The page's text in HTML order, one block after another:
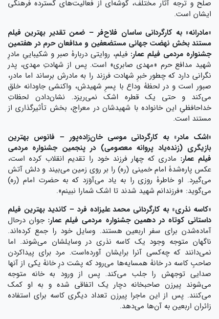
صلح و ترجه آثار مختلف، گوشه‌ای از فعالیت‌های گسترده فرهنگی
ایشان است.
«مادرانه» به کارگردانی ساسان فلاح‌فر – ضمن تقدیر بهترین فیلم
مستند بخش نهضت جهانی مستضعفین و مدافعان حرم در هفتمین
جشنواره مردمی فیلم عمار: فیلم، روایتی دربارۀ صبر و شکیباییِ مادرِ
شهید مدافع حرم «مهدی صابری» است. پس از شهادتِ مهدی، پدر
نگرانی دارد که چطور خبرِ شهادت فرزند را به مادرش برساند اما مادر،
صبور است و در لحظۀ وداع با پسرِ شهیدش، واکنشی جاودانه خلق
می‌کند و حتی یک قطره اشک نمی‌ریزد. نشان‌دادن لحظاتِ
خداحافظیِ این خانواده با شهیدشان در معراج، بخش تأثیرگذاری از
مستند است.
«اشک مادر» به کارگردانی موسی خان‌زاده‌پور – فانوس بهترین
بازیگری (زنده‌یاد پروانه معصومی) در پنجمین جشنواره مردمی
فیلم عمار: مادری که چهار فرزند خود را تقدیم‌ انقلاب کرده است،
عکس پاره‌شدۀ امام خمینی (ره) را بر روی زمین می‌بیند و دلش آتش
می‌گیرد. او خاطرۀ روزی را به یاد می‌آوَرَد که به حضرت امام (ره)
می‌گوید: «فرزندانم شهید شدند تا اشک شمارا نبینم».
«کاسه نذری» به کارگردانی محمد علیزاده فرد – کاندید بهترین فیلم
داستانی کوتاه در دهمین جشنواره مردمی فیلم عمار: جوان درحال
آماده‌شدن برای سفر اربعین هستند. وسایل خود را جمع کرده‌اند.
ناگهان متوجه وجود یک کاسه نذری در وسایلشان می‌شوند. اما
نمی‌دانند که چه‌کسی آنرا برایشان آورده‌است. مرد برای پیداکردن
صاحبِ کاسه در خانۀ همسایه‌ها می‌رود که پشت درِ خانۀ یکی از آنها
صدایی توجهش را جلب می‌کند. پس از ورود به خانه متوجه
می‌شوند پیرزن صاحبخانه دچار یک اتفاقی شده و به او کمک
می‌کنند. پس از این ماجرا پیرزن تعداد دیگری کاسه برای استفاده
زائران اربعین به آن‌ها می‌دهد.